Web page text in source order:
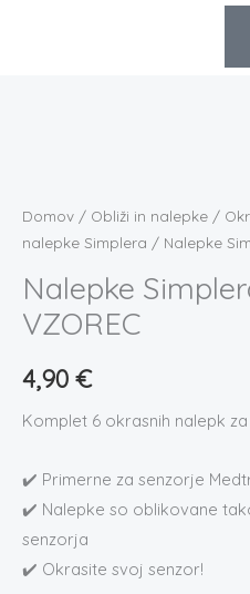
Domov / Obliži in nalepke /
nalepke Simplera / Nalepke
Nalepke
VZOREC
4,90 €
Komplet 6 okrasnih nalepk
✔️ Primerne za senzorje
✔️ Nalepke so oblikovane
senzorja
✔️ Okrasite svoj senzor!
-
MASKIRNI
VZOREC
količina